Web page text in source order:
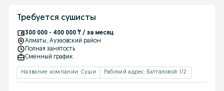
Требуется сушисты
300 000 - 400 000 ₸ / за месяц
Алматы, Ауэзовский район
Полная занятость
Сменный график
Название компании: Суши Рабочий адрес: Батталовой 1/2